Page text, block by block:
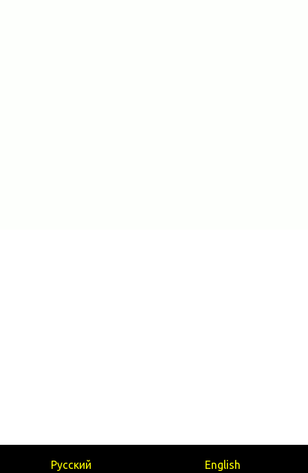
Русский
English